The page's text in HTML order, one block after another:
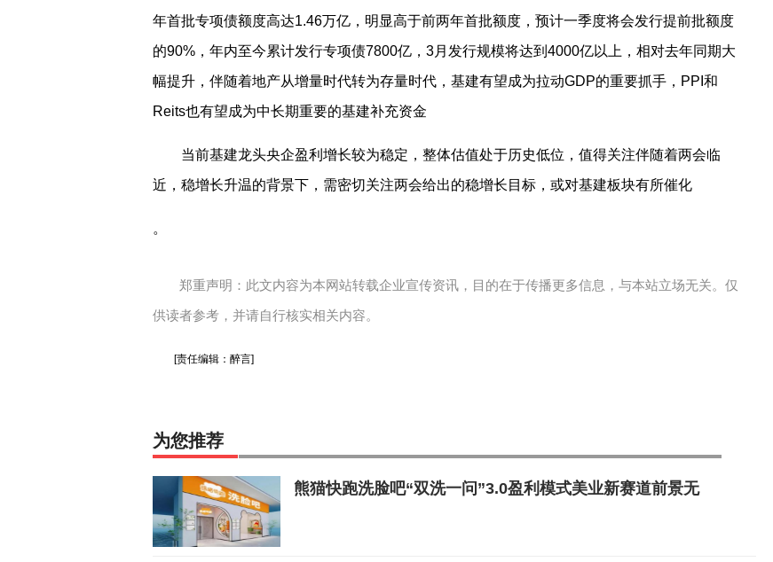
年首批专项债额度高达1.46万亿，明显高于前两年首批额度，预计一季度将会发行提前批额度
的90%，年内至今累计发行专项债7800亿，3月发行规模将达到4000亿以上，相对去年同期大
幅提升，伴随着地产从增量时代转为存量时代，基建有望成为拉动GDP的重要抓手，PPI和
Reits也有望成为中长期重要的基建补充资金
当前基建龙头央企盈利增长较为稳定，整体估值处于历史低位，值得关注伴随着两会临
近，稳增长升温的背景下，需密切关注两会给出的稳增长目标，或对基建板块有所催化
。
郑重声明：此文内容为本网站转载企业宣传资讯，目的在于传播更多信息，与本站立场无关。仅
供读者参考，并请自行核实相关内容。
[责任编辑：醉言]
为您推荐
熊猫快跑洗脸吧“双洗一问”3.0盈利模式美业新赛道前景无